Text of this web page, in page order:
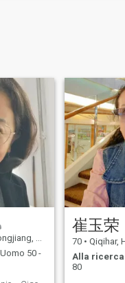
Cina
Uomo 50 -
崔玉荣
70 • Qiqihar,
Alla ricerca
80